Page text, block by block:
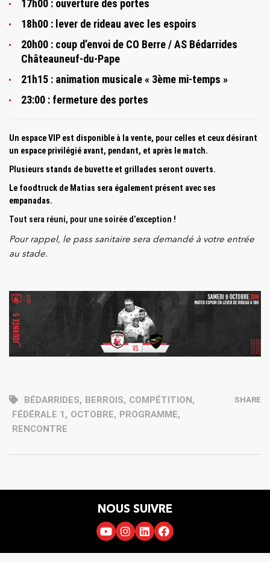
17h00 : ouverture des portes
18h00 : lever de rideau avec les espoirs
20h00 : coup d’envoi de CO Berre / AS Bédarrides
Châteauneuf-du-Pape
21h15 : animation musicale « 3ème mi-temps »
23:00 : fermeture des portes
Un espace VIP est disponible à la vente, pour celles et ceux désirant
un espace privilégié avant, pendant, et après le match.
Plusieurs stands de buvette et grillades seront ouverts.
Le foodtruck de Matias sera également présent avec ses
empanadas.
Tout sera réuni, pour une soirée d’exception !
Pour rappel, le pass sanitaire sera demandé à votre entrée
au stade.
BÉDARRIDES, BERROIS, COMPÉTITION ,
FÉDÉRALE 1 , OCTOBRE, PROGRAMME,
RENCONTRE
SHARE
NOUS SUIVRE